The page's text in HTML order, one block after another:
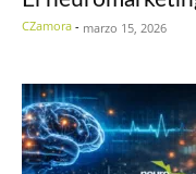
CZamora - marzo 15, 2026